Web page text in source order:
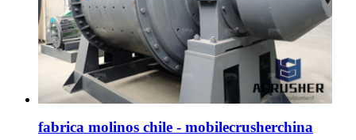
fabrica molinos chile - mobilecrusherchina